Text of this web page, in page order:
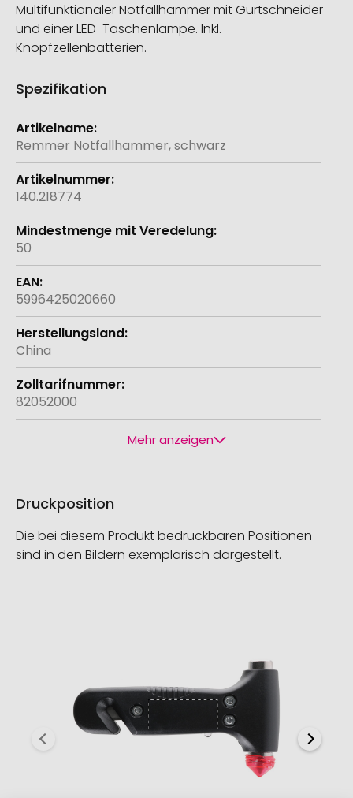
Multifunktionaler Notfallhammer mit Gurtschneider
und einer LED-Taschenlampe. Inkl.
Knopfzellenbatterien.
Spezifikation
Weitere
Informationen
Remmer Notfallhammer, schwarz
140.218774
50
5996425020660
China
82052000
Mehr anzeigen
Druckposition
Die bei diesem Produkt bedruckbaren Positionen
sind in den Bildern exemplarisch dargestellt.